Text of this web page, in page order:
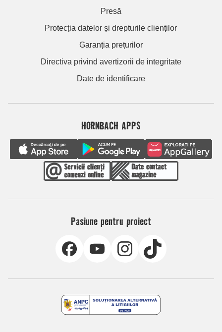
Presă
Protecția datelor și drepturile clienților
Garanția prețurilor
Directiva privind avertizorii de integritate
Date de identificare
HORNBACH APPS
Pasiune pentru proiect